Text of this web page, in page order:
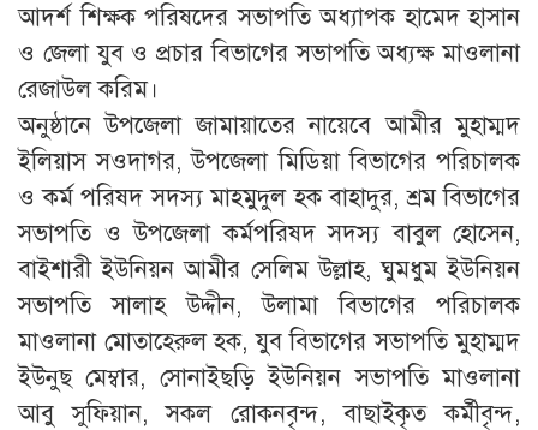
আদর্শ শিক্ষক পরিষদের সভাপতি অধ্যাপক হামেদ হাসান
ও জেলা যুব ও প্রচার বিভাগের সভাপতি অধ্যক্ষ মাওলানা
রেজাউল করিম।
অনুষ্ঠানে উপজেলা জামায়াতের নায়েবে আমীর মুহাম্মদ
ইলিয়াস সওদাগর, উপজেলা মিডিয়া বিভাগের পরিচালক
ও কর্ম পরিষদ সদস্য মাহমুদুল হক বাহাদুর, শ্রম বিভাগের
সভাপতি ও উপজেলা কর্মপরিষদ সদস্য বাবুল হোসেন,
বাইশারী ইউনিয়ন আমীর সেলিম উল্লাহ, ঘুমধুম ইউনিয়ন
সভাপতি সালাহ উদ্দীন, উলামা বিভাগের পরিচালক
মাওলানা মোতাহেরুল হক, যুব বিভাগের সভাপতি মুহাম্মদ
ইউনুছ মেম্বার, সোনাইছড়ি ইউনিয়ন সভাপতি মাওলানা
আবু সুফিয়ান, সকল রোকনবৃন্দ, বাছাইকৃত কর্মীবৃন্দ,